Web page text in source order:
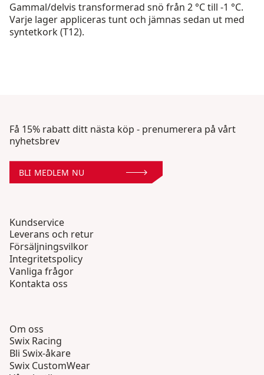
Gammal/delvis transformerad snö från 2 °C till -1 °C.
Varje lager appliceras tunt och jämnas sedan ut med
syntetkork (T12).
Få 15% rabatt ditt nästa köp - prenumerera på vårt
nyhetsbrev
BLI MEDLEM NU
Kundservice
Leverans och retur
Försäljningsvilkor
Integritetspolicy
Vanliga frågor
Kontakta oss
Om oss
Swix Racing
Bli Swix-åkare
Swix CustomWear